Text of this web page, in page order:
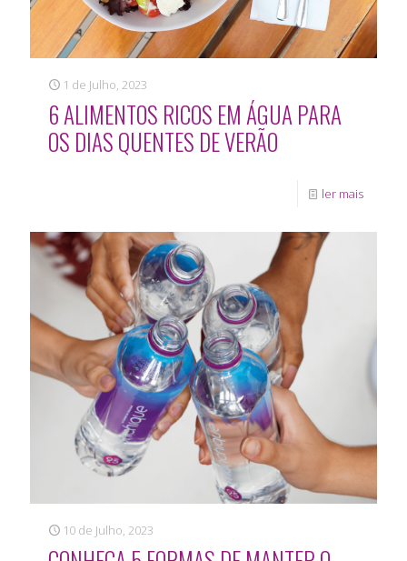
1 de Julho, 2023
6 ALIMENTOS RICOS EM ÁGUA PARA
OS DIAS QUENTES DE VERÃO
ler mais
10 de Julho, 2023